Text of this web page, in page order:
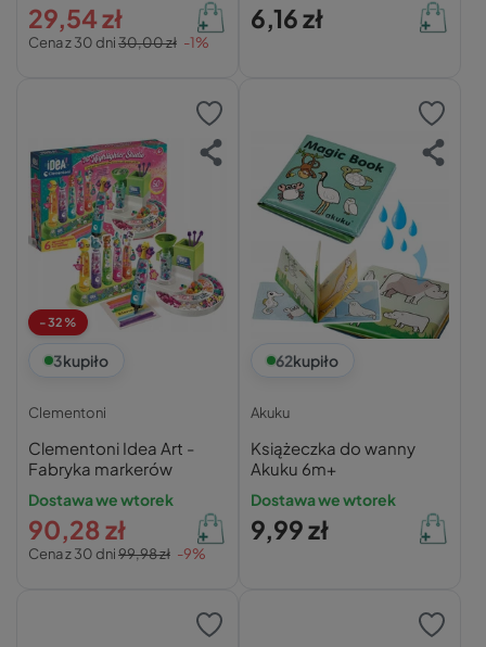
Cena z 30 dni30,00 zł -1%
29,54 zł 6,16 zł
-32%
3kupiło
Clementoni
Clementoni Idea Art -
Fabryka markerów
Dostawa we wtorek
Cena z 30 dni99,98 zł -9%
90,28 zł
62kupiło
Akuku
Książeczka do wanny
Akuku 6m+
Dostawa we wtorek
9,99 zł